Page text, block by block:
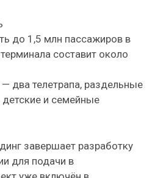
до 1,5 млн пассажиров в
составит около
два телетрапа, раздельные
и семейные
завершает разработку
для подачи в